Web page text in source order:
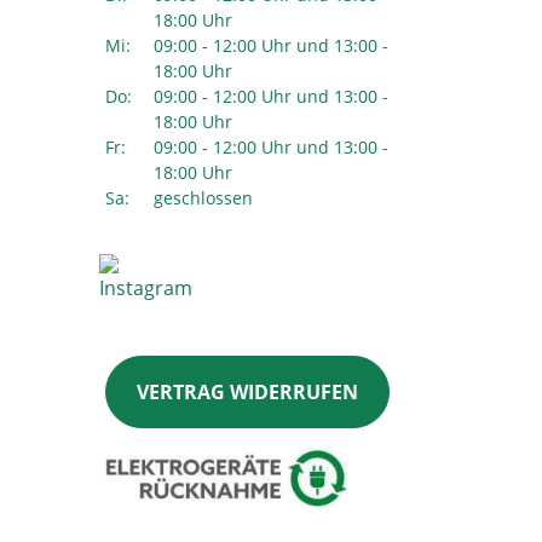
18:00 Uhr
Mi:
09:00 - 12:00 Uhr und 13:00 -
18:00 Uhr
Do:
09:00 - 12:00 Uhr und 13:00 -
18:00 Uhr
Fr:
09:00 - 12:00 Uhr und 13:00 -
18:00 Uhr
Sa:
geschlossen
VERTRAG WIDERRUFEN